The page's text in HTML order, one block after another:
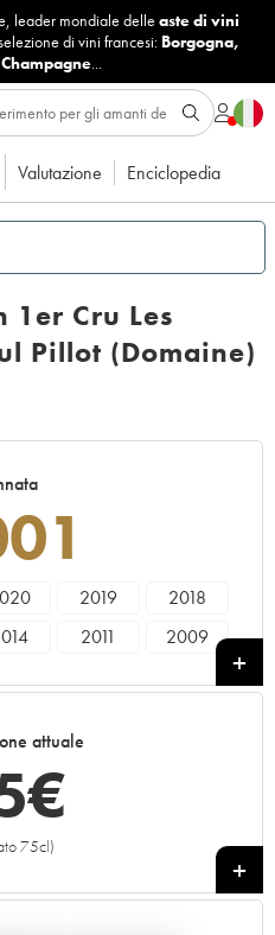
leader mondiale delle aste di vini
di vini francesi: Borgogna,
Champagne...
Valutazione Enciclopedia
1er Cru Les
Pillot (Domaine)
2019
2018
2011
2009
attuale
€
75cl)
+